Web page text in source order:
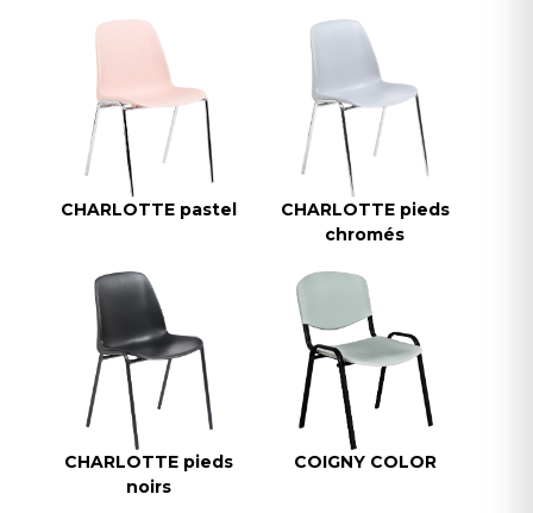
CHARLOTTE pastel
CHARLOTTE pieds
chromés
CHARLOTTE pieds
noirs
COIGNY COLOR